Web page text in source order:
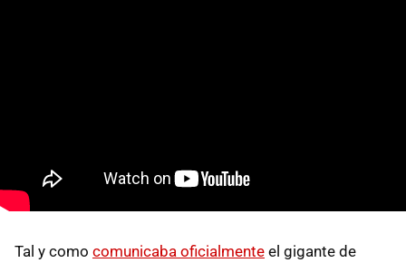
Tal y como comunicaba oficialmente el gigante de